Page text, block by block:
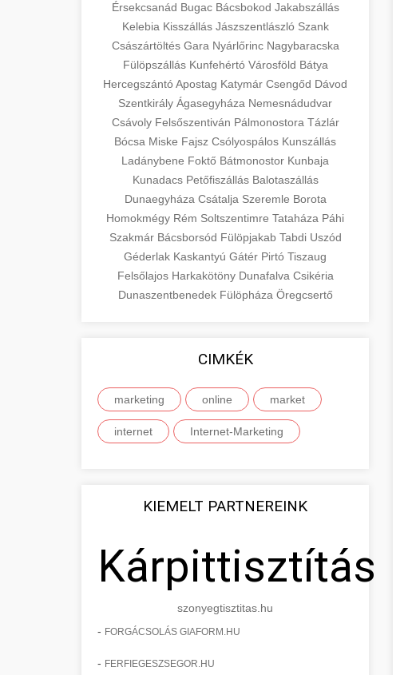
Érsekcsanád Bugac Bácsbokod Jakabszállás
Kelebia Kisszállás Jászszentlászló Szank
Császártöltés Gara Nyárlőrinc Nagybaracska
Fülöpszállás Kunfehértó Városföld Bátya
HercegszántóApostag Katymár Csengőd Dávod
Szentkirály Ágasegyháza Nemesnádudvar
Csávoly Felsőszentiván Pálmonostora Tázlár
Bócsa Miske Fajsz Csólyospálos Kunszállás
Ladánybene Foktő Bátmonostor Kunbaja
Kunadacs Petőfiszállás Balotaszállás
Dunaegyháza Csátalja Szeremle Borota
Homokmégy Rém Soltszentimre Tataháza Páhi
Szakmár Bácsborsód Fülöpjakab Tabdi Uszód
Géderlak Kaskantyú Gátér Pirtó Tiszaug
Felsőlajos Harkakötöny Dunafalva Csikéria
Dunaszentbenedek Fülöpháza Öregcsertő
CIMKÉK
marketing online market
internet Internet-Marketing
KIEMELT PARTNEREINK
Kárpittisztítás
szonyegtisztitas.hu
- FORGÁCSOLÁS GIAFORM.HU
- FERFIEGESZSEGOR.HU